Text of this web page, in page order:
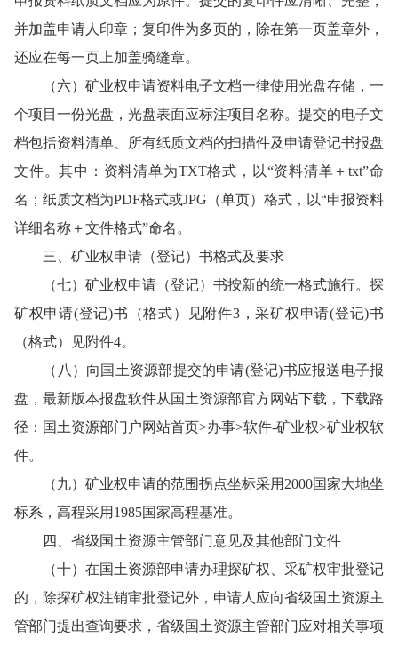
并加盖申请人印章；复印件为多页的，除在第一页盖章外，
还应在每一页上加盖骑缝章。
（六）矿业权申请资料电子文档一律使用光盘存储，一
个项目一份光盘，光盘表面应标注项目名称。提交的电子文
档包括资料清单、所有纸质文档的扫描件及申请登记书报盘
文件。其中：资料清单为TXT格式，以“资料清单＋txt”命
名；纸质文档为PDF格式或JPG（单页）格式，以“申报资料
详细名称＋文件格式”命名。
三、矿业权申请（登记）书格式及要求
（七）矿业权申请（登记）书按新的统一格式施行。探
矿权申请(登记)书（格式）见附件3，采矿权申请(登记)书
（格式）见附件4。
（八）向国土资源部提交的申请(登记)书应报送电子报
盘，最新版本报盘软件从国土资源部官方网站下载，下载路
径：国土资源部门户网站首页>办事>软件-矿业权>矿业权软
件。
（九）矿业权申请的范围拐点坐标采用2000国家大地坐
标系，高程采用1985国家高程基准。
四、省级国土资源主管部门意见及其他部门文件
（十）在国土资源部申请办理探矿权、采矿权审批登记
的，除探矿权注销审批登记外，申请人应向省级国土资源主
管部门提出查询要求，省级国土资源主管部门应对相关事项